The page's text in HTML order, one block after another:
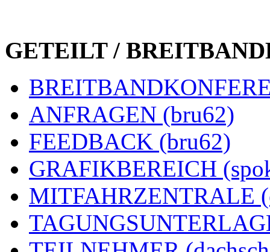
GETEILT /
ANFRAGEN (bru62)
FEEDBACK (bru62)
GRAFIKBEREICH
MITFAHRZENTRALE